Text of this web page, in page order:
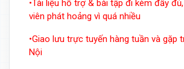
•Tài liệu hỗ trợ & bài tập đi kèm đầy
viên phát hoảng vì quá nhiều
•Giao lưu trực tuyến hàng tuần và gặp
Nội